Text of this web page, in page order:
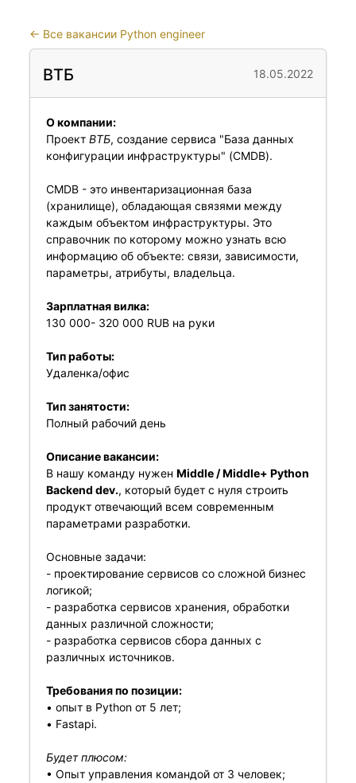
← Все вакансии Python engineer
ВТБ 18.05.2022
О компании:
Проект ВТБ, создание сервиса "База данных
конфигурации инфраструктуры" (CMDB).
CMDB - это инвентаризационная база
(хранилище), обладающая связями между
каждым объектом инфраструктуры. Это
справочник по которому можно узнать всю
информацию об объекте: связи, зависимости,
параметры, атрибуты, владельца.
Зарплатная вилка:
130 000- 320 000 RUB на руки
Тип работы:
Удаленка/офис
Тип занятости:
Полный рабочий день
Описание вакансии:
В нашу команду нужен Middle / Middle+ Python
Backend dev., который будет с нуля строить
продукт отвечающий всем современным
параметрами разработки.
Основные задачи:
- проектирование сервисов со сложной бизнес
логикой;
- разработка сервисов хранения, обработки
данных различной сложности;
- разработка сервисов сбора данных с
различных источников.
Требования по позиции:
• опыт в Python от 5 лет;
• Fastapi.
Будет плюсом:
• Опыт управления командой от 3 человек;